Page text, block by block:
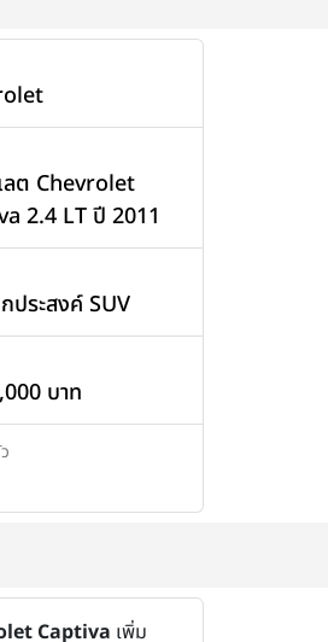
ลต Chevrolet
2.4 LT ปี 2011
ประสงค์ SUV
บาท
Captiva เพิ่ม